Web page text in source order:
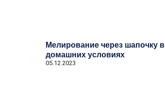
Мелирование через шапочку в
домашних условиях
05.12.2023